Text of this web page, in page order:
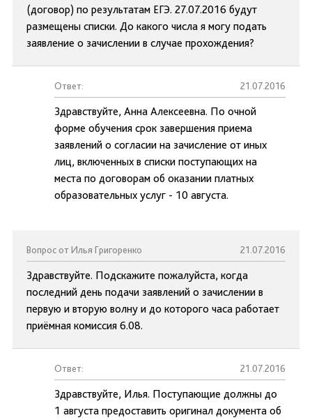
(договор) по результатам ЕГЭ. 27.07.2016 будут
размещены списки. До какого числа я могу подать
заявление о зачислении в случае прохождения?
Ответ: 21.07.2016
Здравствуйте, Анна Алексеевна. По очной
форме обучения срок завершения приема
заявлений о согласии на зачисление от иных
лиц, включенных в списки поступающих на
места по договорам об оказании платных
образовательных услуг - 10 августа.
Вопрос от Илья Григоренко 21.07.2016
Здравствуйте. Подскажите пожалуйста, когда
последний день подачи заявлений о зачислении в
первую и вторую волну и до которого часа работает
приёмная комиссия 6.08.
Ответ: 21.07.2016
Здравствуйте, Илья. Поступающие должны до
1 августа предоставить оригинал документа об